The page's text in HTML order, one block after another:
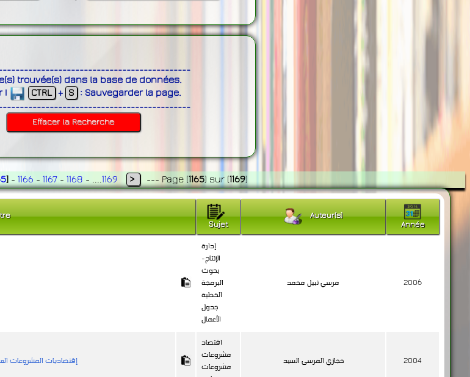
trouvée(s) dans la base de données.
| CTRL + S : Sauvegarder la page.
] - 1166 - 1167- 1168 - .... 1169 > --- Page(1165) sur(1169)
Sujet
Auteur(s)
Année
إدارة
الإنتاج-
بحوث
البرمجة
الخطية
جدول
الأعمال
مرسي نبيل محمد 2006
إقتصاديات المشروعات
اقتصاد
مشروعات
مشروعات
حجازي المرسى السيد 2004